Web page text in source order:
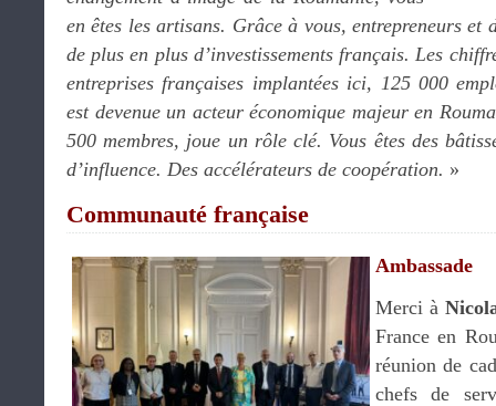
en êtes les artisans. Grâce à vous, entrepreneurs
de plus en plus d’investissements français. Les
entreprises françaises implantées ici, 125 000
est devenue un acteur économique majeur en
500 membres, joue un rôle clé. Vous êtes des
d’influence. Des accélérateurs de coopération. »
Communauté française
Ambassade
Merci à
France en
réunion de
chefs de